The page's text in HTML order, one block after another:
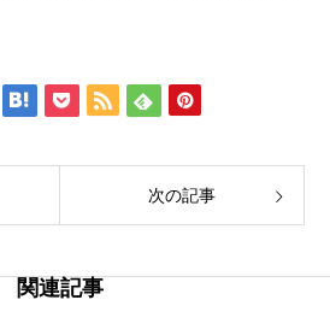
次の記事
関連記事